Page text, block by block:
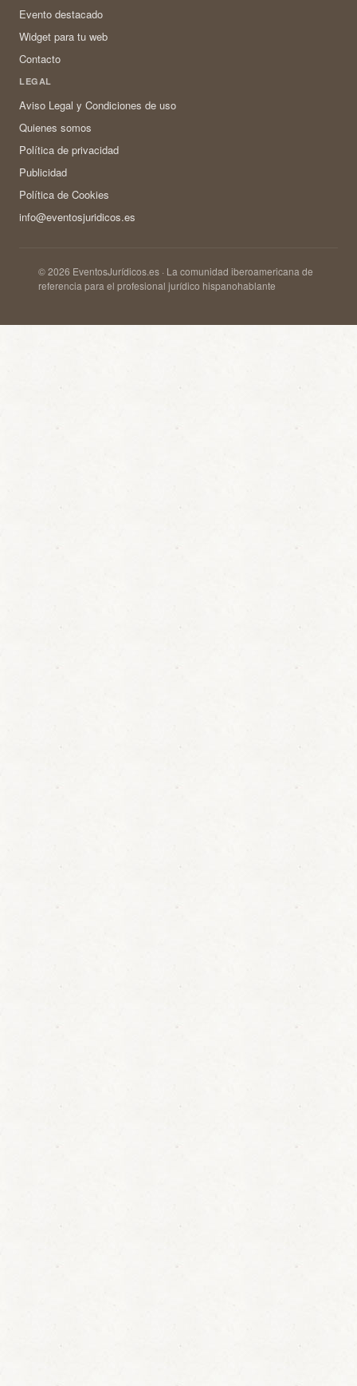
Evento destacado
Widget para tu web
Contacto
LEGAL
Aviso Legal y Condiciones de uso
Quienes somos
Política de privacidad
Publicidad
Política de Cookies
info@eventosjuridicos.es
© 2026 EventosJurídicos.es · La comunidad iberoamericana de
referencia para el profesional jurídico hispanohablante